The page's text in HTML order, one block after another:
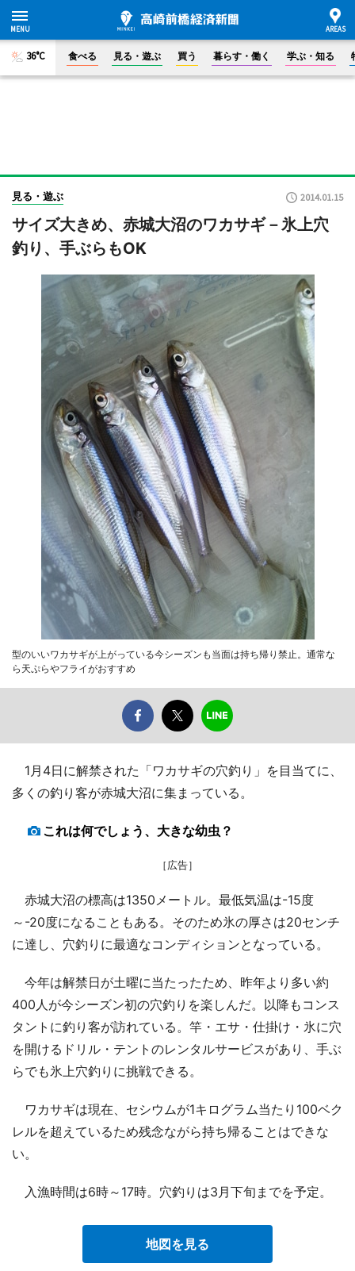
36°C 食べる 見る・遊ぶ 買う 暮らす・働く 学ぶ・知る
見る・遊ぶ 2014.01.15
サイズ大きめ、赤城大沼のワカサギ－氷上穴
釣り、手ぶらもOK
型のいいワカサギが上がっている今シーズンも当面は持ち帰り禁止。通常な
ら天ぷらやフライがおすすめ
1月4日に解禁された「ワカサギの穴釣り」を目当てに、
多くの釣り客が赤城大沼に集まっている。
これは何でしょう、大きな幼虫？
［広告］
赤城大沼の標高は1350メートル。最低気温は-15度
～-20度になることもある。そのため氷の厚さは20センチ
に達し、穴釣りに最適なコンディションとなっている。
今年は解禁日が土曜に当たったため、昨年より多い約
400人が今シーズン初の穴釣りを楽しんだ。以降もコンス
タントに釣り客が訪れている。竿・エサ・仕掛け・氷に穴
を開けるドリル・テントのレンタルサービスがあり、手ぶ
らでも氷上穴釣りに挑戦できる。
ワカサギは現在、セシウムが1キログラム当たり100ベク
レルを超えているため残念ながら持ち帰ることはできな
い。
入漁時間は6時～17時。穴釣りは3月下旬までを予定。
地図を見る